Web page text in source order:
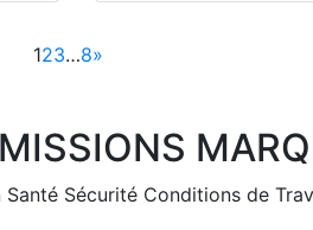
123…8»
Santé Sécurité Conditions de